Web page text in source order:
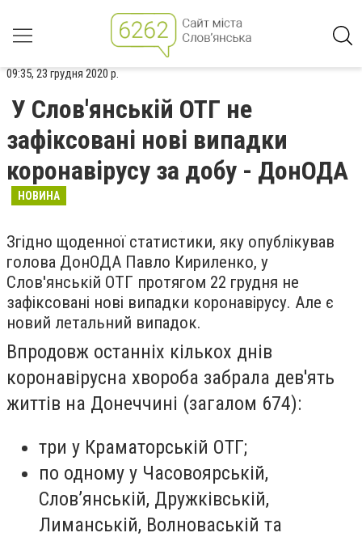
09:35, 23 грудня 2020 р.
У Слов'янській ОТГ не
зафіксовані нові випадки
коронавірусу за добу - ДонОДА
НОВИНА
Згідно щоденної статистики, яку опублікував
голова ДонОДА Павло Кириленко, у
Слов'янській ОТГ протягом 22 грудня не
зафіксовані нові випадки коронавірусу. Але є
новий летальний випадок.
Впродовж останніх кількох днів
коронавірусна хвороба забрала дев'ять
життів на Донеччині (загалом 674):
три у Краматорській ОТГ;
по одному у Часовоярській,
Слов’янській, Дружківській,
Лиманській, Волноваській та